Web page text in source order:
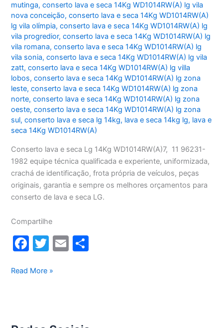
mutinga,conserto lava e seca 14Kg WD1014RW(A) lg vila
nova conceição,conserto lava e seca 14Kg WD1014RW(A)
lg vila olímpia,conserto lava e seca 14Kg WD1014RW(A) lg
vila progredior,conserto lava e seca 14Kg WD1014RW(A) lg
vila romana,conserto lava e seca 14Kg WD1014RW(A) lg
vila sonia,conserto lava e seca 14Kg WD1014RW(A) lg vila
zatt,conserto lava e seca 14Kg WD1014RW(A) lg villa
lobos,conserto lava e seca 14Kg WD1014RW(A) lg zona
leste,conserto lava e seca 14Kg WD1014RW(A) lg zona
norte,conserto lava e seca 14Kg WD1014RW(A) lg zona
oeste,conserto lava e seca 14Kg WD1014RW(A) lg zona
sul,conserto lava e seca lg 14kg, lava e seca 14kg lg, lava e
seca 14Kg WD1014RW(A)
Conserto lava e seca Lg 14Kg WD1014RW(A)7, 11 96231-
1982 equipe técnica qualificada e experiente, uniformizada,
crachá de identificação, frota própria de veículos, peças
originais, garantia e sempre os melhores orçamentos para
conserto de lava e seca LG.
Compartilhe
F
c
o
T
itt
E
Conserto
Read More »